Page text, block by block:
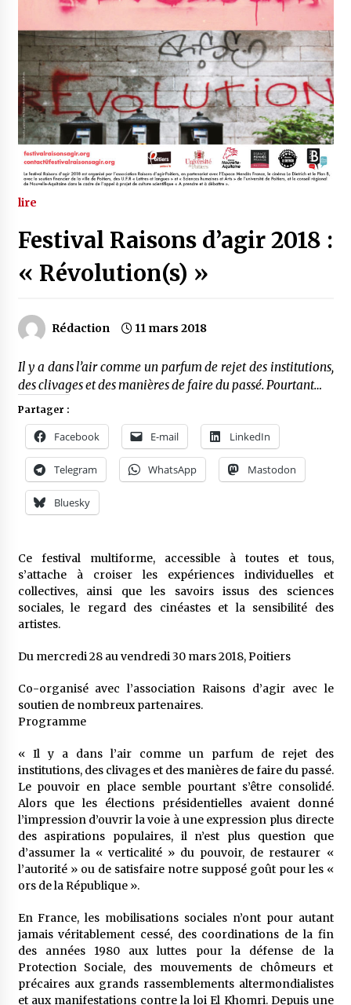
lire
Festival Raisons d’agir 2018 :
« Révolution(s) »
Rédaction 11 mars 2018
Il y a dans l’air comme un parfum de rejet des institutions,
des clivages et des manières de faire du passé. Pourtant…
Partager :
Facebook E-mail LinkedIn
Telegram WhatsApp Mastodon
Bluesky
Ce festival multiforme, accessible à toutes et tous,
s’attache à croiser les expériences individuelles et
collectives, ainsi que les savoirs issus des sciences
sociales, le regard des cinéastes et la sensibilité des
artistes.
Du mercredi 28 au vendredi 30 mars 2018, Poitiers
Co-organisé avec l’association Raisons d’agir avec le
soutien de nombreux partenaires.
Programme
« Il y a dans l’air comme un parfum de rejet des
institutions, des clivages et des manières de faire du passé.
Le pouvoir en place semble pourtant s’être consolidé.
Alors que les élections présidentielles avaient donné
l’impression d’ouvrir la voie à une expression plus directe
des aspirations populaires, il n’est plus question que
d’assumer la « verticalité » du pouvoir, de restaurer «
l’autorité » ou de satisfaire notre supposé goût pour les «
ors de la République ».
En France, les mobilisations sociales n’ont pour autant
jamais véritablement cessé, des coordinations de la fin
des années 1980 aux luttes pour la défense de la
Protection Sociale, des mouvements de chômeurs et
précaires aux grands rassemblements altermondialistes
et aux manifestations contre la loi El Khomri. Depuis une